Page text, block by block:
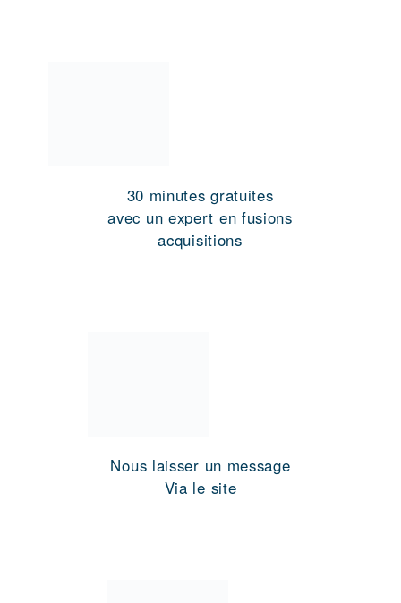
30 minutes gratuites
avec un expert en fusions
acquisitions
Nous laisser un message
Via le site